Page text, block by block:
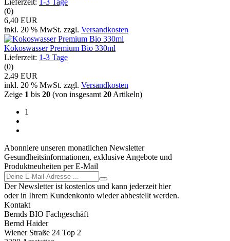
(0)
6,40 EUR
inkl. 20 % MwSt. zzgl. Versandkosten
Kokoswasser Premium Bio 330ml
Lieferzeit: 1-3 Tage
(0)
2,49 EUR
inkl. 20 % MwSt. zzgl. Versandkosten
Zeige 1 bis 20 (von insgesamt 20 Artikeln)
1
Abonniere unseren monatlichen Newsletter
Gesundheitsinformationen, exklusive Angebote und
Produktneuheiten per E-Mail
Der Newsletter ist kostenlos und kann jederzeit hier
oder in Ihrem Kundenkonto wieder abbestellt werden.
Kontakt
Bernds BIO Fachgeschäft
Bernd Haider
Wiener Straße 24 Top 2